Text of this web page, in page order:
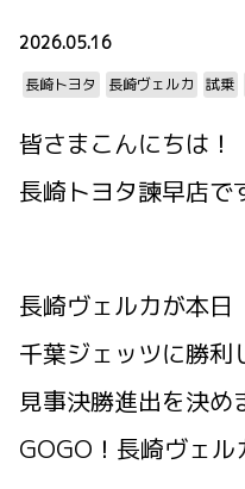
2026.05.16
長崎トヨタ 長崎ヴェルカ 試乗
皆さまこんにちは！
長崎トヨタ諫早店で
長崎ヴェルカが本日
千葉ジェッツに勝利
見事決勝進出を決め
GOGO！長崎ヴェ